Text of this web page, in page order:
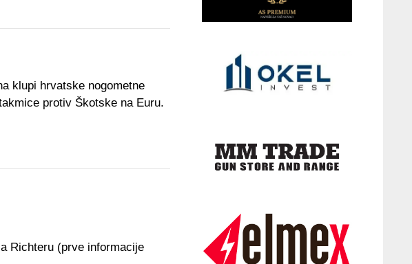
klupi hrvatske nogometne
protiv Škotske na Euru.
Richteru (prve informacije